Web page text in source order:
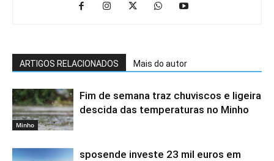
ARTIGOS RELACIONADOS Mais do autor
Minho
Fim de semana traz chuviscos e ligeira
descida das temperaturas no Minho
sposende investe 23 mil euros em